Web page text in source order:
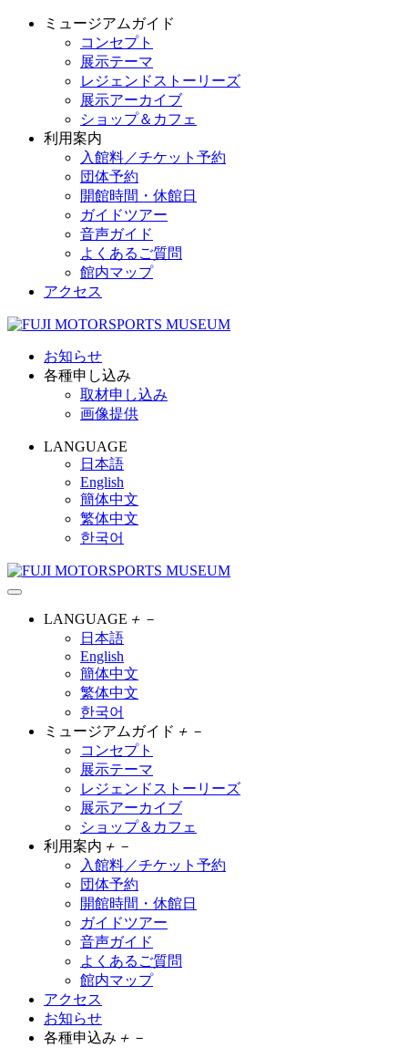
ミュージアムガイド
コンセプト
展示テーマ
レジェンドストーリーズ
展示アーカイブ
ショップ＆カフェ
利用案内
入館料／チケット予約
団体予約
開館時間・休館日
ガイドツアー
音声ガイド
よくあるご質問
館内マップ
アクセス
お知らせ
各種申し込み
取材申し込み
画像提供
LANGUAGE
日本語
English
簡体中文
繁体中文
한국어
LANGUAGE ＋ －
日本語
English
簡体中文
繁体中文
한국어
ミュージアムガイド ＋ －
コンセプト
展示テーマ
レジェンドストーリーズ
展示アーカイブ
ショップ＆カフェ
利用案内 ＋ －
入館料／チケット予約
団体予約
開館時間・休館日
ガイドツアー
音声ガイド
よくあるご質問
館内マップ
アクセス
お知らせ
各種申込み ＋ －